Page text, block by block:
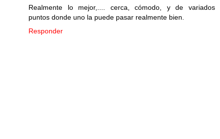
Realmente lo mejor,.... cerca, cómodo, y de variados
puntos donde uno la puede pasar realmente bien.
Responder